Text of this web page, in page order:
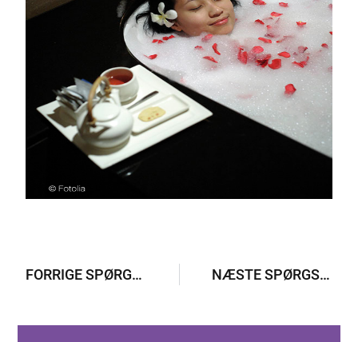
FORRIGE SPØRGSMÅL NÆSTE SPØRGSMÅL